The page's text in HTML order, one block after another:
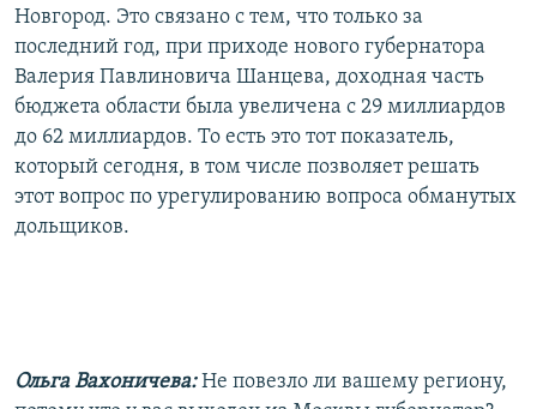
Новгород. Это связано с тем, что только за
последний год, при приходе нового губернатора
Валерия Павлиновича Шанцева, доходная часть
бюджета области была увеличена с 29 миллиардов
до 62 миллиардов. То есть это тот показатель,
который сегодня, в том числе позволяет решать
этот вопрос по урегулированию вопроса обманутых
дольщиков.
Ольга Вахоничева: Не повезло ли вашему региону,